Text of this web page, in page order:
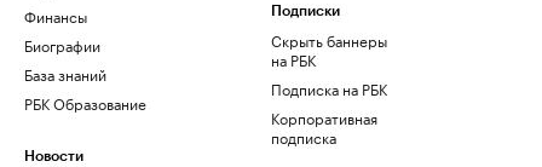
Финансы
Биографии
База знаний
РБК Образование
Новости
Подписки
Скрыть баннеры
на РБК
Подписка на РБК
Корпоративная
подписка